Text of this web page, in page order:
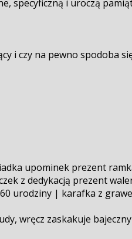
specyficzną i uroczą
i czy na pewno spodoba
upominek prezent
z dedykacją prezent
urodziny | karafka z
wręcz zaskakuje